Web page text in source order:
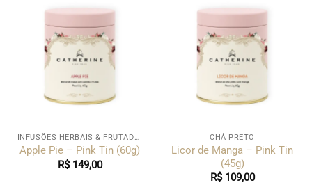
INFUSÕES HERBAIS & FRUTADAS
Apple Pie – Pink Tin (60g)
R$149,00
CHÁ PRETO
Licor de Manga – Pink Tin
(45g)
R$109,00